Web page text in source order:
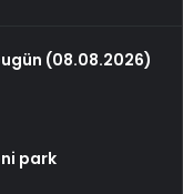
(08.08.2026)
park